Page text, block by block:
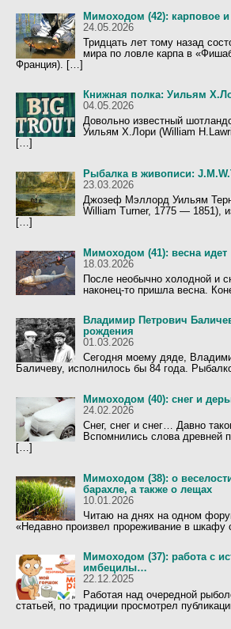
Мимоходом (42): карповое и
24.05.2026
Тридцать лет тому назад
мира по ловле карпа в
Франция). […]
Книжная полка: Уильям
04.05.2026
Довольно известный
Уильям Х.Лори (William
[…]
Рыбалка в живописи:
23.03.2026
Джозеф Мэллорд Уильям
William Turner, 1775 — 1851),
[…]
Мимоходом (41): весна идет
18.03.2026
После необычно холодной и
наконец-то пришла весна.
Владимир Петрович
рождения
01.03.2026
Сегодня моему дяде,
Баличеву, исполнилось бы 84 года.
Мимоходом (40): снег и
24.02.2026
Снег, снег и снег… Давно
Вспомнились слова древней
[…]
Мимоходом (38): о
барахле, а также о лещах
10.01.2026
Читаю на днях на одном
«Недавно произвел прореживание в
Мимоходом (37): работа с
имбецилы…
22.12.2025
Работая над очередной
статьей, по традиции просмотрел